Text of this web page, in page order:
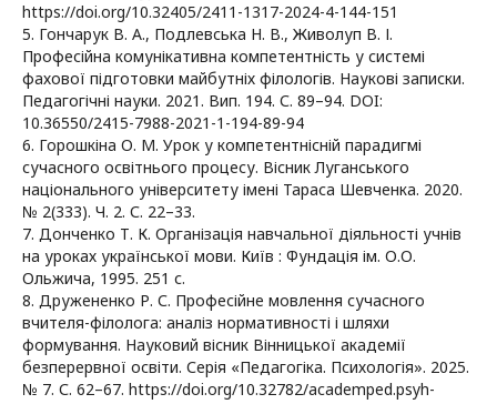
https://doi.org/10.32405/2411-1317-2024-4-144-151
5. Гончарук В. А., Подлевська Н. В., Живолуп В. І.
Професійна комунікативна компетентність у системі
фахової підготовки майбутніх філологів. Наукові записки.
Педагогічні науки. 2021. Вип. 194. С. 89–94. DOI:
10.36550/2415-7988-2021-1-194-89-94
6. Горошкіна О. М. Урок у компетентнісній парадигмі
сучасного освітнього процесу. Вісник Луганського
національного університету імені Тараса Шевченка. 2020.
№ 2(333). Ч. 2. С. 22–33.
7. Донченко Т. К. Організація навчальної діяльності учнів
на уроках української мови. Київ : Фундація ім. О.О.
Ольжича, 1995. 251 с.
8. Дружененко Р. С. Професійне мовлення сучасного
вчителя-філолога: аналіз нормативності і шляхи
формування. Науковий вісник Вінницької академії
безперервної освіти. Серія «Педагогіка. Психологія». 2025.
№ 7. С. 62–67. https://doi.org/10.32782/academped.psyh-